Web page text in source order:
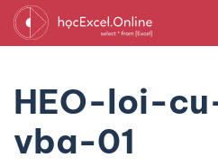
HEO-loi-
vba-01